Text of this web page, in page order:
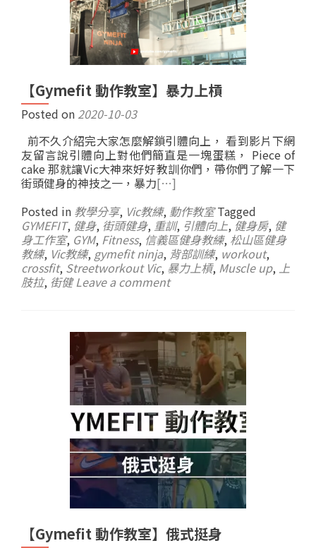
【Gymefit 動作教室】暴力上槓
Posted on 2020-10-03
前不久介紹完大家怎麼解鎖引體向上， 看到影片下網
友留言說引體向上對他們簡直是一塊蛋糕， Piece of
cake 那就讓Vic大神來好好教訓你們，帶你們了解一下
街頭健身的神技之一，暴力[…]
Posted in 教學分享, Vic教練, 動作教室 Tagged
GYMEFIT, 健身, 街頭健身, 重訓, 引體向上, 健身房, 健
身工作室, GYM, Fitness, 信義區健身教練, 松山區健身
教練, Vic教練, gymefit ninja, 背部訓練, workout,
crossfit, Streetworkout Vic, 暴力上槓, Muscle up, 上
肢拉, 街健 Leave a comment
【Gymefit 動作教室】俄式挺身